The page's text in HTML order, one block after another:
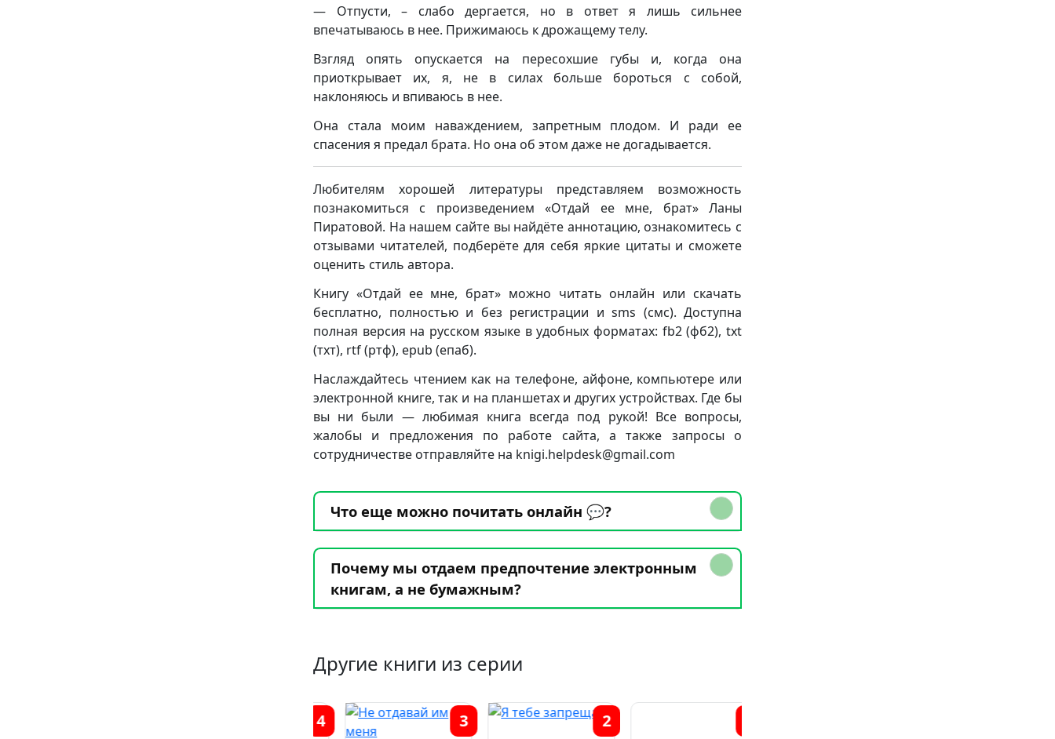
— Отпусти, – слабо дергается, но в ответ я лишь сильнее
впечатываюсь в нее. Прижимаюсь к дрожащему телу.
Взгляд опять опускается на пересохшие губы и, когда она
приоткрывает их, я, не в силах больше бороться с собой,
наклоняюсь и впиваюсь в нее.
Она стала моим наваждением, запретным плодом. И ради ее
спасения я предал брата. Но она об этом даже не догадывается.
Любителям хорошей литературы представляем возможность
познакомиться с произведением «Отдай ее мне, брат» Ланы
Пиратовой. На нашем сайте вы найдёте аннотацию, ознакомитесь с
отзывами читателей, подберёте для себя яркие цитаты и сможете
оценить стиль автора.
Книгу «Отдай ее мне, брат» можно читать онлайн или скачать
бесплатно, полностью и без регистрации и sms (смс). Доступна
полная версия на русском языке в удобных форматах: fb2 (фб2), txt
(тхт), rtf (ртф), epub (епаб).
Наслаждайтесь чтением как на телефоне, айфоне, компьютере или
электронной книге, так и на планшетах и других устройствах. Где бы
вы ни были — любимая книга всегда под рукой! Все вопросы,
жалобы и предложения по работе сайта, а также запросы о
сотрудничестве отправляйте на knigi.helpdesk@gmail.com
Что еще можно почитать онлайн 💬?
Почему мы отдаем предпочтение электронным
книгам, а не бумажным?
Другие книги из серии
3 2